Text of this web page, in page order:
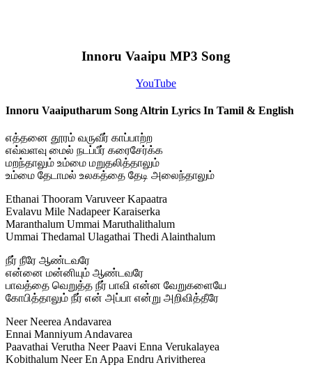
Innoru Vaaipu MP3 Song
YouTube
Innoru Vaaiputharum Song Altrin Lyrics In Tamil & English
எத்தனை தூரம் வருவீர் காப்பாற்ற
எவ்வளவு மைல் நடப்பீர் கரைசேர்க்க
மறந்தாலும் உம்மை மறுதலித்தாலும்
உம்மை தேடாமல் உலகத்தை தேடி அலைந்தாலும்
Ethanai Thooram Varuveer Kapaatra
Evalavu Mile Nadapeer Karaiserka
Maranthalum Ummai Maruthalithalum
Ummai Thedamal Ulagathai Thedi Alainthalum
நீர் நீரே ஆண்டவரே
என்னை மன்னியும் ஆண்டவரே
பாவத்தை வெறுத்த நீர் பாவி என்ன வேறுகளையே
கோபித்தாலும் நீர் என் அப்பா என்று அறிவித்தீரே
Neer Neerea Andavarea
Ennai Manniyum Andavarea
Paavathai Verutha Neer Paavi Enna Verukalayea
Kobithalum Neer En Appa Endru Arivitherea